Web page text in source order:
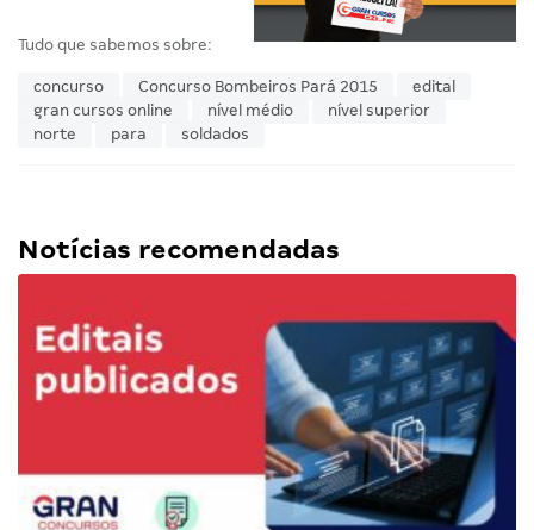
Tudo que sabemos sobre:
concurso Concurso Bombeiros Pará 2015
edital
gran cursos online
nível médio
nível superior
norte
para soldados
Notícias recomendadas